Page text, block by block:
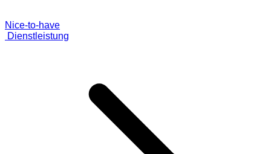
Nice-to-have
Dienstleistung